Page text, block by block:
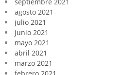
agosto 2021
julio 2021
junio 2021
mayo 2021
abril 2021
marzo 2021